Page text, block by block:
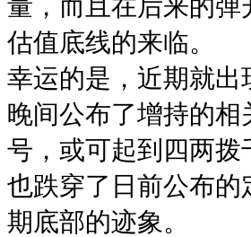
量，而且在后来的
估值底线的来临。
幸运的是，近期就
晚间公布了增持的
号，或可起到四两
也跌穿了日前公布
期底部的迹象。